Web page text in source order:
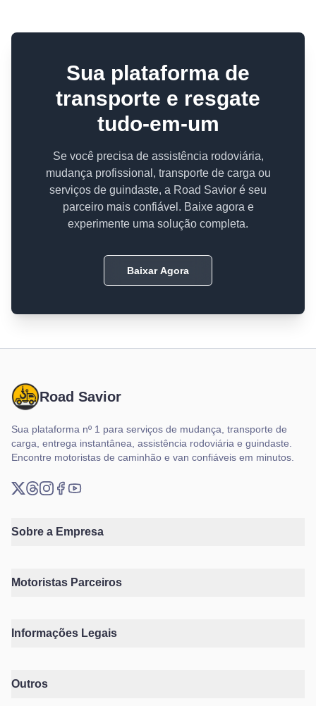
Sua plataforma de
transporte e resgate
tudo-em-um
Se você precisa de assistência rodoviária,
mudança profissional, transporte de carga ou
serviços de guindaste, a Road Savior é seu
parceiro mais confiável. Baixe agora e
experimente uma solução completa.
Baixar Agora
Road Savior
Sua plataforma nº 1 para serviços de mudança, transporte de
carga, entrega instantânea, assistência rodoviária e guindaste.
Encontre motoristas de caminhão e van confiáveis em minutos.
Sobre a Empresa
Motoristas Parceiros
Informações Legais
Outros